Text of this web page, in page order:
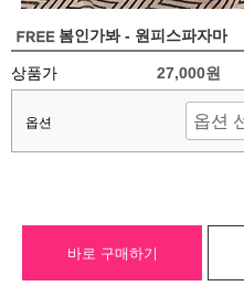
봄인가봐 - 원피스파자마
상품가 27,000원
옵션
바로 구매하기